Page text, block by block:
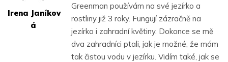
Irena Janíkov
Á
Greenman používám na své jezírko a
rostliny již 3 roky. Fungují zázračně na
jezírko i zahradní květiny. Dokonce se mě
dva zahradníci ptali, jak je možné, že mám
tak čistou vodu v jezírku. Vidím také, jak se